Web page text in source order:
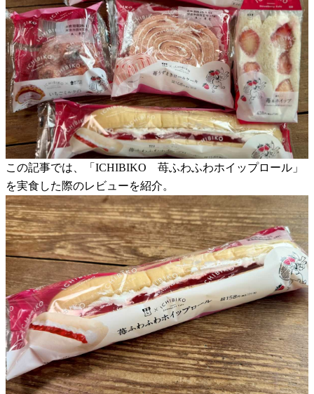
この記事では、「ICHIBIKO 苺ふわふわホイップロール」
を実食した際のレビューを紹介。